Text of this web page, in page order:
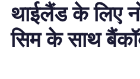
थाईलैंड के लिए
सिम के साथ